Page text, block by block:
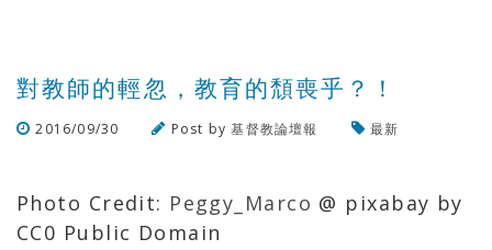
對教師的輕忽，教育的頹喪乎？！
2016/09/30 Post by基督教論壇報
最新
Photo Credit: Peggy_Marco @ pixabay by
CC0 Public Domain